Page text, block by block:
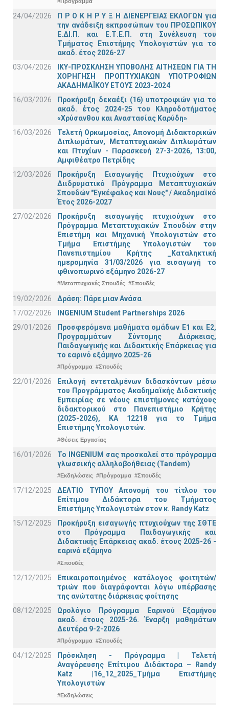
24/04/2026
Π Ρ Ο Κ Η Ρ Υ Ξ Η ΔΙΕΝΕΡΓΕΙΑΣ ΕΚΛΟΓΩΝ για
την ανάδειξη εκπροσώπων του ΠΡΟΣΩΠΙΚΟΥ
Ε.ΔΙ.Π. και Ε.Τ.Ε.Π. στη Συνέλευση του
Τμήματος Επιστήμης Υπολογιστών για το
ακαδ. έτος 2026-27
03/04/2026
ΙΚΥ-ΠΡΟΣΚΛΗΣΗ ΥΠΟΒΟΛΗΣ ΑΙΤΗΣΕΩΝ ΓΙΑ ΤΗ
ΧΟΡΗΓΗΣΗ ΠΡΟΠΤΥΧΙΑΚΩΝ ΥΠΟΤΡΟΦΙΩΝ
ΑΚΑΔΗΜΑΪΚΟΥ ΕΤΟΥΣ 2023-2024
16/03/2026
Προκήρυξη δεκαέξι (16) υποτροφιών για το
ακαδ. έτος 2024-25 του Κληροδοτήματος
«Χρύσανθου και Αναστασίας Καρύδη»
16/03/2026
Τελετή Ορκωμοσίας, Απονομή Διδακτορικών
Διπλωμάτων, Μεταπτυχιακών Διπλωμάτων
και Πτυχίων - Παρασκευή 27-3-2026, 13:00,
Αμφιθέατρο Πετρίδης
12/03/2026
Προκήρυξη Εισαγωγής Πτυχιούχων στο
Διιδρυματικό Πρόγραμμα Μεταπτυχιακών
Σπουδών "Εγκέφαλος και Νους" / Ακαδημαϊκό
Έτος 2026-2027
27/02/2026
Προκήρυξη εισαγωγής πτυχιούχων στo
Πρόγραμμα Μεταπτυχιακών Σπουδών στην
Επιστήμη και Μηχανική Υπολογιστών στο
Τμήμα Eπιστήμης Υπολογιστών του
Πανεπιστημίου Κρήτης _Καταληκτική
ημερομηνία 31/03/2026 για εισαγωγή το
φθινοπωρινό εξάμηνο 2026-27
#Μεταπτυχιακές Σπουδές #Σπουδές
19/02/2026
Δράση: Πάρε μιαν Ανάσα
17/02/2026
INGENIUM Student Partnerships 2026
29/01/2026
Προσφερόμενα μαθήματα ομάδων Ε1 και Ε2,
Προγραμμάτων Σύντομης Διάρκειας,
Παιδαγωγικής και Διδακτικής Επάρκειας για
το εαρινό εξάμηνο 2025-26
#Πρόγραμμα #Σπουδές
22/01/2026
Επιλογή εντεταλμένων διδασκόντων μέσω
του Προγράμματος Ακαδημαϊκής Διδακτικής
Εμπειρίας σε νέους επιστήμονες κατόχους
διδακτορικού στο Πανεπιστήμιο Κρήτης
(2025-2026), ΚΑ 12218 για το Τμήμα
Επιστήμης Υπολογιστών.
#Θέσεις Εργασίας
16/01/2026
Το INGENIUM σας προσκαλεί στο πρόγραμμα
γλωσσικής αλληλοβοήθειας (Tandem)
#Εκδηλώσεις #Πρόγραμμα #Σπουδές
17/12/2025
ΔΕΛΤΙΟ ΤΥΠΟΥ Απονομή του τίτλου του
Επίτιμου Διδάκτορα του Τμήματος
Επιστήμης Υπολογιστών στον κ. Randy Katz
15/12/2025
Προκήρυξη εισαγωγής πτυχιούχων της ΣΘΤΕ
στο Πρόγραμμα Παιδαγωγικής και
Διδακτικής Επάρκειας ακαδ. έτους 2025-26 -
εαρινό εξάμηνο
#Σπουδές
12/12/2025
Επικαιροποιημένος κατάλογος φοιτητών/
τριών που διαγράφονται λόγω υπέρβασης
της ανώτατης διάρκειας φοίτησης
08/12/2025
Ωρολόγιο Πρόγραμμα Εαρινού Εξαμήνου
ακαδ. έτους 2025-26. Έναρξη μαθημάτων
Δευτέρα 9-2-2026
#Πρόγραμμα #Σπουδές
04/12/2025
Πρόσκληση - Πρόγραμμα | Τελετή
Αναγόρευσης Επίτιμου Διδάκτορα – Randy
Katz |16_12_2025_Τμήμα Επιστήμης
Υπολογιστών
#Εκδηλώσεις